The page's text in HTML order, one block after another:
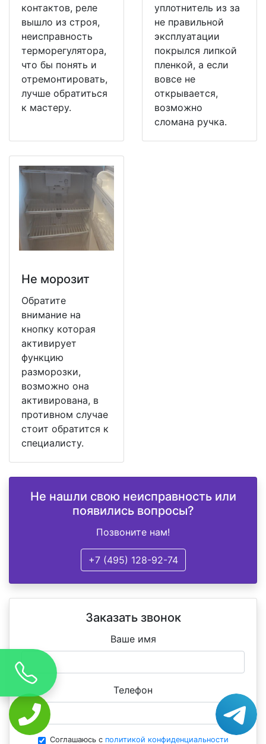
контактов, реле
вышло из строя,
неисправность
терморегулятора,
что бы понять и
отремонтировать,
лучше обратиться
к мастеру.
уплотнитель из за
не правильной
эксплуатации
покрылся липкой
пленкой, а если
вовсе не
открывается,
возможно
сломана ручка.
Не морозит
Обратите
внимание на
кнопку которая
активирует
функцию
разморозки,
возможно она
активирована, в
противном случае
стоит обратится к
специалисту.
Не нашли свою неисправность или
появились вопросы?
Позвоните нам!
+7 (495) 128-92-74
Заказать звонок
Ваше имя
Телефон
Соглашаюсь с политикой конфиденциальности